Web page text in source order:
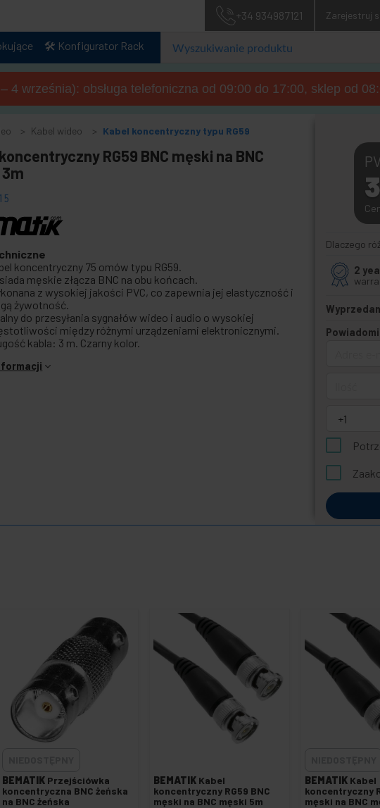
+34 934987121 Zarejestruj
🛠️ Konfigurator Rack
4 września): obsługa telefoniczna od 09:00 do 17:00, sklep od
Kabel wideo Kabel koncentryczny typu RG59
RG59 BNC męski na BNC
koncentryczny 75 omów typu RG59.
męskie złącza BNC na obu końcach.
z wysokiej jakości PVC, co zapewnia jej elastyczność i
żywotność.
do przesyłania sygnałów wideo i audio o wysokiej
między różnymi urządzeniami elektronicznymi.
kabla: 3 m. Czarny kolor.
Dlaczego
2
BEMATIK Przejściówka
koncentryczna BNC żeńska
na BNC żeńska
BEMATIK Kabel
koncentryczny RG59 BNC
męski na BNC męski 5m
BEMATIK Kabel
koncentryczny
męski na BNC